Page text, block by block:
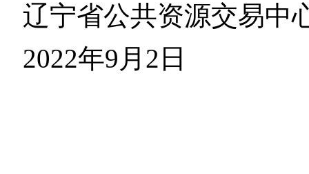
辽宁省公共资源交易中
2022年9月2日